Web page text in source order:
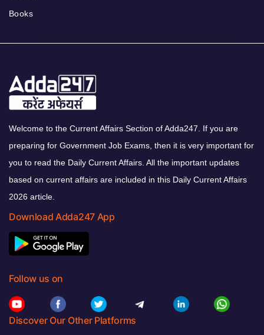
Books
Welcome to the Current Affairs Section of Adda247. If you are
preparing for Government Job Exams, then it is very important for
you to read the Daily Current Affairs. All the important updates
based on current affairs are included in this Daily Current Affairs
2026 article.
Download Adda247 App
Follow us on
Discover Our Other Platforms